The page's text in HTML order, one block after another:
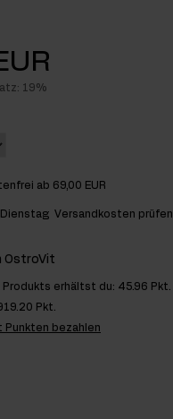
19%
ab 69,00 EUR
Versandkosten prüfen
OstroVit
Produkts erhältst du: 45.96 Pkt.
Pkt.
Punkten bezahlen